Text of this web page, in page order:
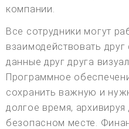
компании.
Все сотрудники могут
взаимодействовать друг
данные друг друга
Программное
сохранить важную и
долгое время,
безопасном месте.